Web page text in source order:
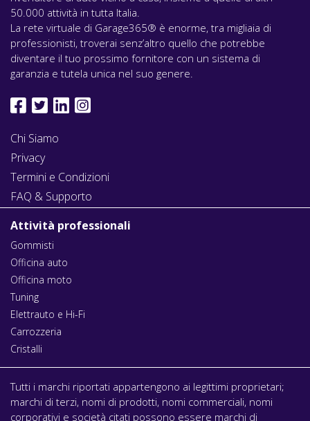
50.000 attività in tutta Italia.
La rete virtuale di Garage365® è enorme, tra migliaia di
professionisti, troverai senz’altro quello che potrebbe
diventare il tuo prossimo fornitore con un sistema di
garanzia e tutela unica nel suo genere.
Chi Siamo
Privacy
Termini e Condizioni
FAQ & Supporto
Attività professionali
Gommisti
Officina auto
Officina moto
Tuning
Elettrauto e Hi-Fi
Carrozzeria
Cristalli
Tutti i marchi riportati appartengono ai legittimi proprietari;
marchi di terzi, nomi di prodotti, nomi commerciali, nomi
corporativi e società citati possono essere marchi di